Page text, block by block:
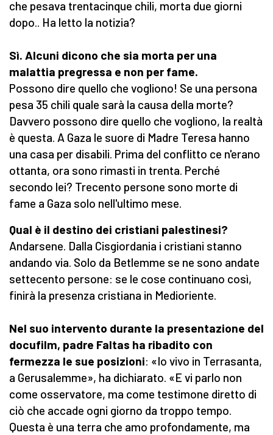
che pesava trentacinque chili, morta due giorni
dopo.. Ha letto la notizia?
Sì. Alcuni dicono che sia morta per una
malattia pregressa e non per fame.
Possono dire quello che vogliono! Se una persona
pesa 35 chili quale sarà la causa della morte?
Davvero possono dire quello che vogliono, la realtà
è questa. A Gaza le suore di Madre Teresa hanno
una casa per disabili. Prima del conflitto ce n'erano
ottanta, ora sono rimasti in trenta. Perché
secondo lei? Trecento persone sono morte di
fame a Gaza solo nell'ultimo mese.
Qual è il destino dei cristiani palestinesi?
Andarsene. Dalla Cisgiordania i cristiani stanno
andando via. Solo da Betlemme se ne sono andate
settecento persone: se le cose continuano così,
finirà la presenza cristiana in Medioriente.
Nel suo intervento durante la presentazione del
docufilm, padre Faltas ha ribadito con
fermezza le sue posizioni: «Io vivo in Terrasanta,
a Gerusalemme», ha dichiarato. «E vi parlo non
come osservatore, ma come testimone diretto di
ciò che accade ogni giorno da troppo tempo.
Questa è una terra che amo profondamente, ma